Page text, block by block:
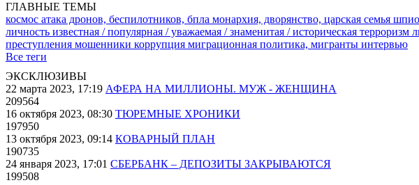
ГЛАВНЫЕ ТЕМЫ
космос атака дронов, беспилотников, бпла монархия, дворянство, царская семья
личность известная / популярная / уважаемая / знаменитая / историческая терроризм
преступления мошенники коррупция миграционная политика, мигранты интервью
Все теги
ЭКСКЛЮЗИВЫ
22 марта 2023, 17:19 АФЕРА НА МИЛЛИОНЫ. МУЖ - ЖЕНЩИНА
209564
16 октября 2023, 08:30 ТЮРЕМНЫЕ ХРОНИКИ
197950
13 октября 2023, 09:14 КОВАРНЫЙ ПЛАН
190735
24 января 2023, 17:01 СБЕРБАНК – ДЕПОЗИТЫ ЗАКРЫВАЮТСЯ
199508